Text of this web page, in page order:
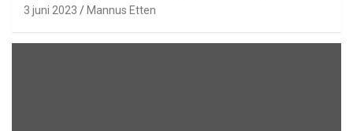
3 juni 2023 Mannus Etten